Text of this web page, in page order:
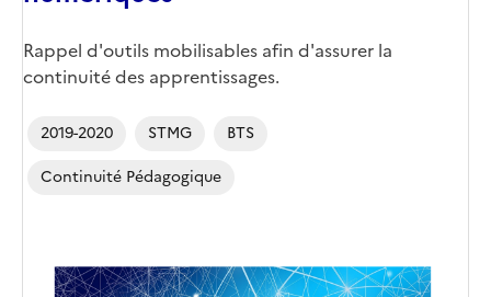
Rappel d'outils mobilisables afin d'assurer la
continuité des apprentissages.
2019-2020 STMG
BTS
Continuité Pédagogique